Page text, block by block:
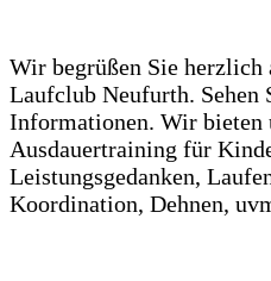
Wir begrüßen Sie herzlich
Laufclub Neufurth. Sehen
Informationen. Wir bieten
Ausdauertraining für
Leistungsgedanken,
Koordination, Dehnen,